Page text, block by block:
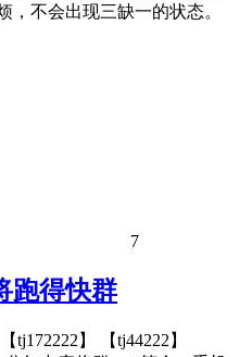
，不会出现三缺一的状态。
7
跑得快群
tj172222】 【tj44222】